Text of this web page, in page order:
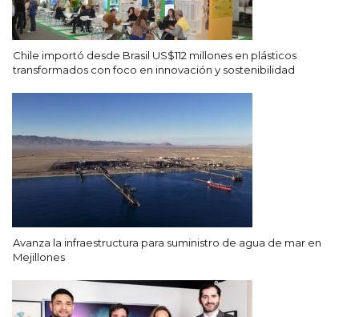
Chile importó desde Brasil US$112 millones en plásticos
transformados con foco en innovación y sostenibilidad
Avanza la infraestructura para suministro de agua de mar en
Mejillones